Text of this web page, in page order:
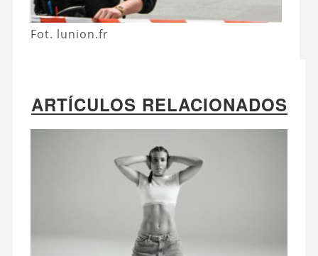
Fot. lunion.fr
ARTÍCULOS RELACIONADOS